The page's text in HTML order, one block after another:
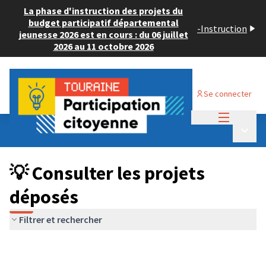
La phase d'instruction des projets du
budget participatif départemental
jeunesse 2026 est en cours : du 06 juillet
2026 au 11 octobre 2026
-Instruction
Se connecter
Budget Participatif JEUNESSE 2024
💡 Consulter les projets déposés
💡 Consulter les projets
déposés
Filtrer et rechercher